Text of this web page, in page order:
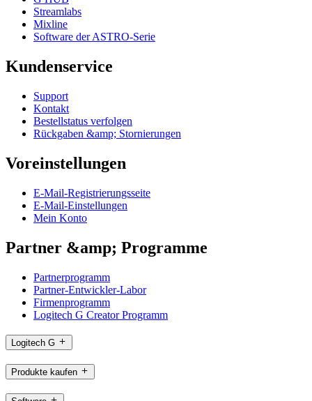
Streamlabs
Mixline
Software der ASTRO-Serie
Kundenservice
Support
Kontakt
Bestellstatus verfolgen
Rückgaben &amp; Stornierungen
Voreinstellungen
E-Mail-Registrierungsseite
E-Mail-Einstellungen
Mein Konto
Partner &amp; Programme
Partnerprogramm
Partner-Entwickler-Labor
Firmenprogramm
Logitech G Creator Programm
Logitech G
Produkte kaufen